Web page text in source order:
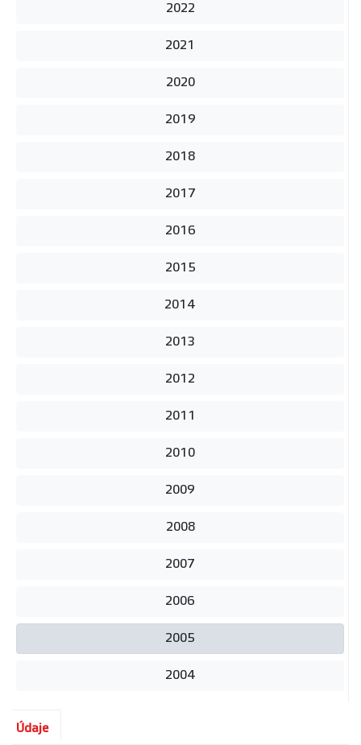
2022
2021
2020
2019
2018
2017
2016
2015
2014
2013
2012
2011
2010
2009
2008
2007
2006
2005
2004
Údaje